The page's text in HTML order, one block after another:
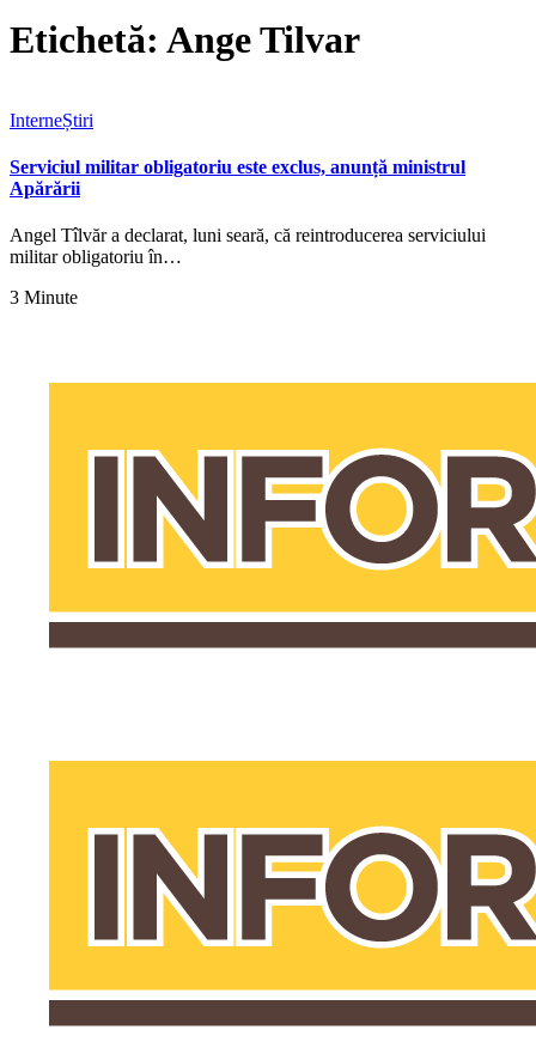
Etichetă: Ange Tilvar
InterneȘtiri
Serviciul militar obligatoriu este exclus, anunță ministrul
Apărării
Angel Tîlvăr a declarat, luni seară, că reintroducerea serviciului
militar obligatoriu în…
3 Minute